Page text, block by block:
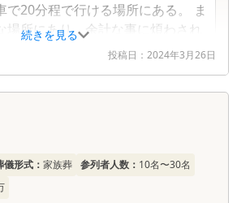
続きを見る
で20分程で行ける場所にある。 ま
場所にあり、余計な事に煩わされ
投稿日： 2024年3月26日
儀形式： 家族葬 参列者人数： 10名〜30名